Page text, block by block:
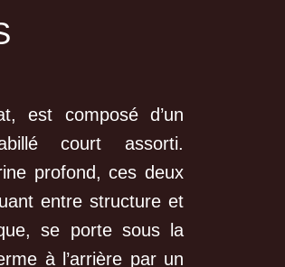
est composé d’un
court assorti.
profond, ces deux
entre structure et
se porte sous la
à l’arrière par un